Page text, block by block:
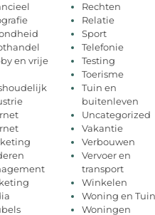
en vrije
Rechten
Relatie
Sport
Telefonie
Testing
Toerisme
Tuin en
buitenleven
Uncategorized
Vakantie
Verbouwen
Vervoer en
transport
Winkelen
Woning en Tuin
Woningen